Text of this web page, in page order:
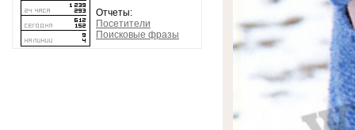
Отчеты:
Посетители
Поисковые фразы